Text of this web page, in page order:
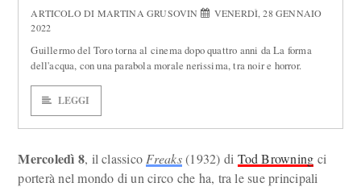
ARTICOLO DI MARTINA GRUSOVIN
VENERDÌ, 28 GENNAIO
2022
Guillermo del Toro torna al cinema dopo quattro anni da La forma
dell'acqua, con una parabola morale nerissima, tra noir e horror.
LEGGI
Mercoledì 8, il classico Freaks(1932) di Tod Browning ci
porterà nel mondo di un circo che ha, tra le sue principali